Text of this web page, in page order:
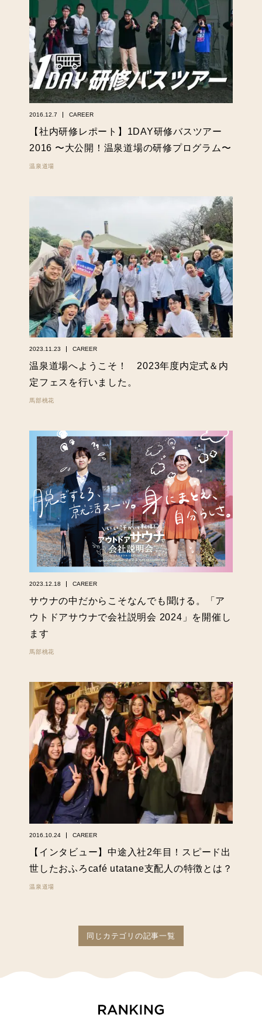
2016.12.7 CAREER
【社内研修レポート】1DAY研修バスツアー
2016 〜大公開！温泉道場の研修プログラム〜
温泉道場
2023.11.23 CAREER
温泉道場へようこそ！ 2023年度内定式＆内
定フェスを行いました。
馬部桃花
2023.12.18 CAREER
サウナの中だからこそなんでも聞ける。「ア
ウトドアサウナで会社説明会 2024」を開催し
ます
馬部桃花
2016.10.24 CAREER
【インタビュー】中途入社2年目！スピード出
世したおふろcafé utatane支配人の特徴とは？
温泉道場
同じカテゴリの記事一覧